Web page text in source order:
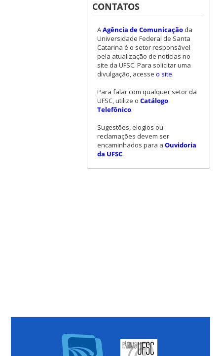
CONTATOS
AAgência de Comunicaçãoda
Universidade Federal de Santa
Catarina é o setor responsável
pela atualização de notícias no
site da UFSC. Para solicitar uma
divulgação, acesse o site.
Para falar com qualquer setor da
UFSC, utilize o Catálogo
Telefônico.
Sugestões, elogios ou
reclamações devem ser
encaminhados para a Ouvidoria
da UFSC.